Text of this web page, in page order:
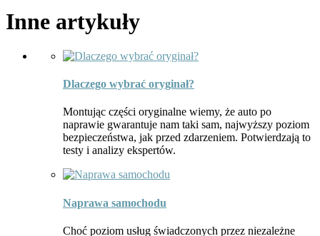
Inne artykuły
Dlaczego wybrać oryginał?
Montując części oryginalne wiemy, że auto po
naprawie gwarantuje nam taki sam, najwyższy poziom
bezpieczeństwa, jak przed zdarzeniem. Potwierdzają to
testy i analizy ekspertów.
Naprawa samochodu
Choć poziom usług świadczonych przez niezależne